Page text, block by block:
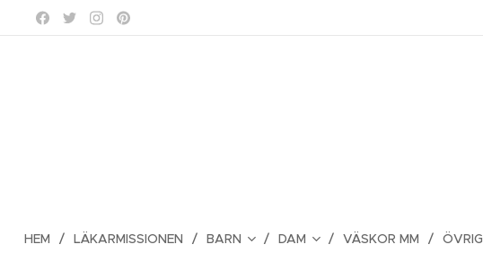
HEM LÄKARMISSIONEN BARN DAM VÄSKOR MM